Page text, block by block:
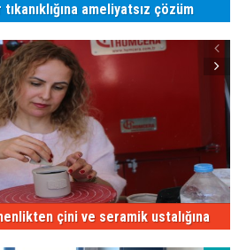
ameliyatsız çözüm
çini ve seramik ustalığına